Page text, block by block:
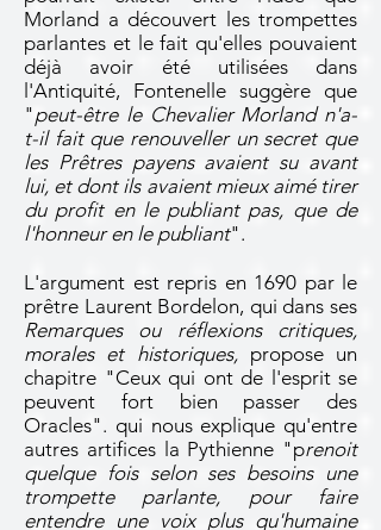
Morland a découvert les trompettes
parlantes et le fait qu'elles pouvaient
déjà avoir été utilisées dans
l'Antiquité, Fontenelle suggère que
"peut-être le Chevalier Morland n'a-
t-il fait que renouveller un secret que
les Prêtres payens avaient su avant
lui, et dont ils avaient mieux aimé tirer
du profit en le publiant pas, que de
l'honneur en le publiant".
L'argument est repris en 1690 par le
prêtre Laurent Bordelon, qui dans ses
Remarques ou réflexions critiques,
morales et historiques, propose un
chapitre "Ceux qui ont de l'esprit se
peuvent fort bien passer des
Oracles". qui nous explique qu'entre
autres artifices la Pythienne "prenoit
quelque fois selon ses besoins une
trompette parlante, pour faire
entendre une voix plus qu'humaine